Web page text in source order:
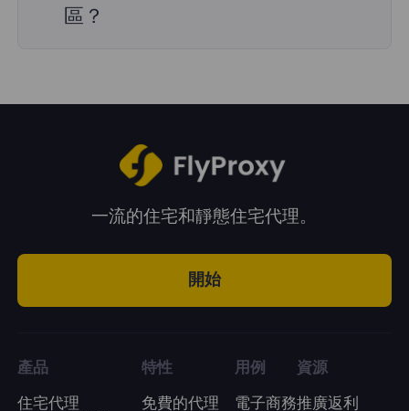
國家的IP地址。
區？
一流的住宅和靜態住宅代理。
開始
產品
住宅代理
特性
免費的代理
用例
電子商務
資源
推廣返利